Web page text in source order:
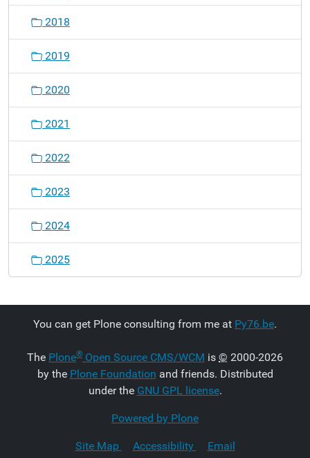
2018
2019
2020
2021
2022
2023
2024
2025
You can get Plone consulting from me at Py76.be.
The Plone® Open Source CMS/WCM is © 2000-2026
by the Plone Foundation and friends. Distributed
under the GNU GPL license.
Powered by Plone
Site Map Accessibility Email